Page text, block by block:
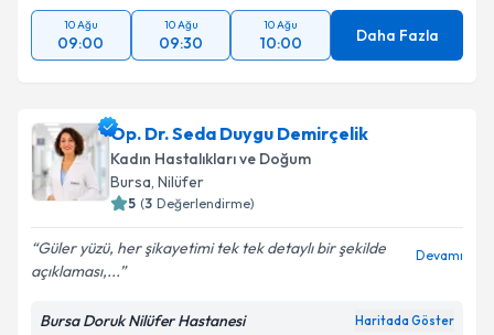
10 Ağu
09:00
10 Ağu
09:30
10 Ağu
10:00 Daha Fazla
Op. Dr. Seda Duygu Demirçelik
Kadın Hastalıkları ve Doğum
Bursa, Nilüfer
5 (3 Değerlendirme)
Güler yüzü, her şikayetimi tek tek detaylı bir şekilde
açıklaması,...
Devamı
Bursa Doruk Nilüfer Hastanesi Haritada Göster